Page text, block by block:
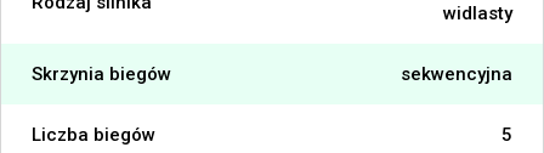
widlasty
Skrzynia biegów sekwencyjna
Liczba biegów 5